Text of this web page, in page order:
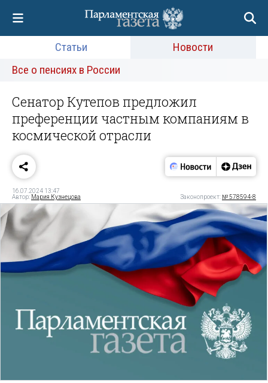
Статьи
Новости
Все о пенсиях в России
Сенатор Кутепов предложил
преференции частным компаниям в
космической отрасли
16.07.2024 13:47
Автор: Мария Кузнецова Законопроект: № 578594-8